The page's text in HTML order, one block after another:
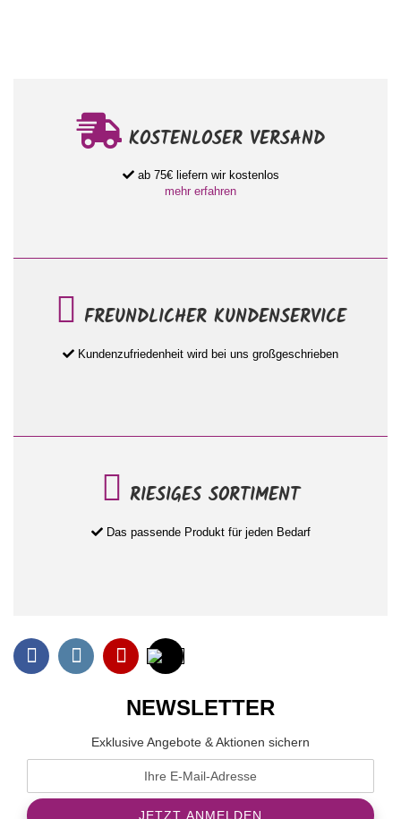
KOSTENLOSER VERSAND
ab 75€ liefern wir kostenlos
mehr erfahren
FREUNDLICHER KUNDENSERVICE
Kundenzufriedenheit wird bei uns großgeschrieben
RIESIGES SORTIMENT
Das passende Produkt für jeden Bedarf
NEWSLETTER
Exklusive Angebote & Aktionen sichern